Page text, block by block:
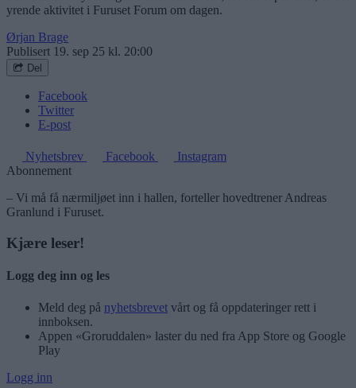
yrende aktivitet i Furuset Forum om dagen.
Ørjan Brage
Publisert 19. sep 25 kl. 20:00
Del
Facebook
Twitter
E-post
Nyhetsbrev Facebook
Instagram
Abonnement
– Vi må få nærmiljøet inn i hallen, forteller hovedtrener Andreas
Granlund i Furuset.
Kjære leser!
Logg deg inn og les
Meld deg på nyhetsbrevet vårt og få oppdateringer rett i
innboksen.
Appen «Groruddalen» laster du ned fra App Store og Google
Play
Logg inn